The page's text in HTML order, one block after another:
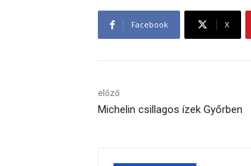
Facebook X
előző
Michelin csillagos ízek Győrben